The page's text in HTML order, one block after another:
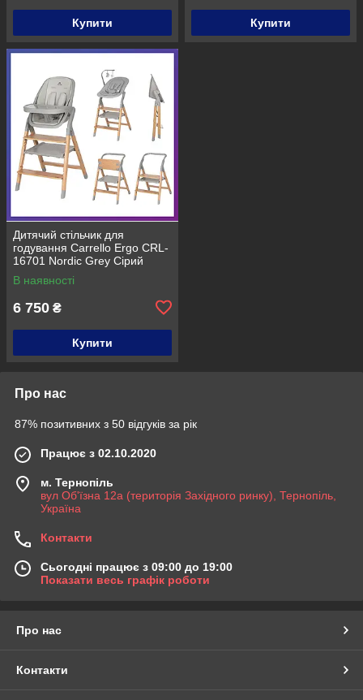
Купити Купити
Дитячий стільчик для
годування Carrello Ergo CRL-
16701 Nordic Grey Сірий
В наявності
6 750 ₴
Купити
Про нас
87% позитивних з 50 відгуків за рік
Працює з 02.10.2020
м. Тернопіль
вул Об'їзна 12а (територія Західного ринку), Тернопіль,
Україна
Контакти
Сьогодні працює з 09:00 до 19:00
Показати весь графік роботи
Про нас
Контакти